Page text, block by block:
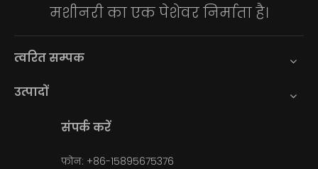
मशीनरी का एक पेशेवर निर्माता है।
त्वरित सम्पक
उत्पादों
संपर्क करें
फ़ोन: +86-15895675376